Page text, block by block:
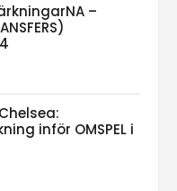
–
inför OMSPEL i